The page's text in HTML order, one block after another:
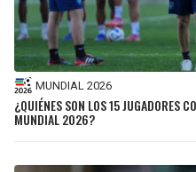
MUNDIAL 2026
¿QUIÉNES SON LOS 15 JUGADORES
MUNDIAL 2026?